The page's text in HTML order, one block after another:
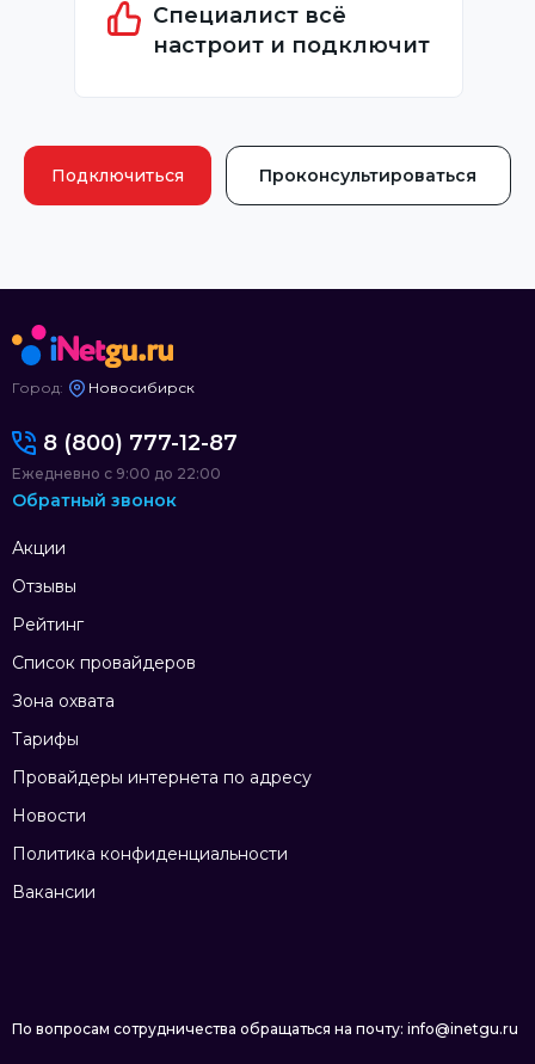
Специалист всё
настроит и подключит
Подключиться Проконсультироваться
Город: Новосибирск
Акции
Отзывы
Рейтинг
Список провайдеров
Зона охвата
Тарифы
Провайдеры интернета по адресу
Новости
Политика конфиденциальности
Вакансии
8 (800) 777-12-87
Ежедневно с 9:00 до 22:00
Обратный звонок
По вопросам сотрудничества обращаться на почту: info@inetgu.ru